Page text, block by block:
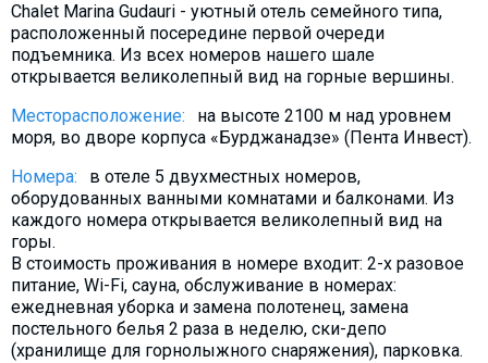
Chalet Marina Gudauri - уютный отель семейного типа,
расположенный посередине первой очереди
подъемника. Из всех номеров нашего шале
открывается великолепный вид на горные вершины.
Месторасположение:
на высоте 2100 м над уровнем
моря, во дворе корпуса «Бурджанадзе» (Пента Инвест).
Номера:
в отеле 5 двухместных номеров,
оборудованных ванными комнатами и балконами. Из
каждого номера открывается великолепный вид на
горы.
В стоимость проживания в номере входит: 2-х разовое
питание, Wi-Fi, сауна, обслуживание в номерах:
ежедневная уборка и замена полотенец, замена
постельного белья 2 раза в неделю, ски-депо
(хранилище для горнолыжного снаряжения), парковка.
Другое
ГРУЗИЯ
Визы и Документы
Что пить?
Деньги
Галерея
Отчеты
Безопасность